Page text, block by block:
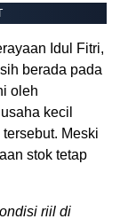
Idul Fitri,
berada pada
oleh
kecil
Meski
stok tetap
riil di